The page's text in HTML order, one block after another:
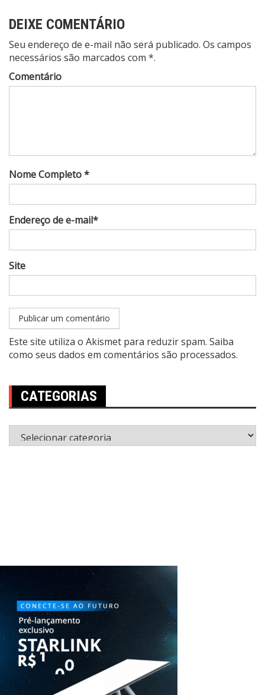
DEIXE COMENTÁRIO
Seu endereço de e-mail não será publicado. Os campos
necessários são marcados com *.
Comentário
Nome Completo *
Endereço de e-mail*
Site
Este site utiliza o Akismet para reduzir spam. Saiba
como seus dados em comentários são processados.
CATEGORIAS
Categorias